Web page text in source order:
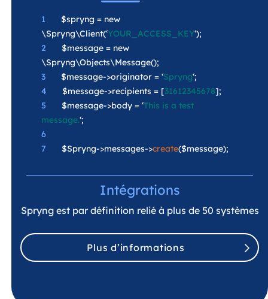
1
$spryng = new
\Spryng\Client(‘YOUR_ACCESS_KEY‘);
2
$message = new
\Spryng\Objects\Message();
3
$message->originator = ‘Spryng‘;
4
$message->recipients = [31612345678];
5
$message->body = ‘This is a test
message.‘;
6
7
$Spryng->messages->create($message);
Intégrations
Spryng est par définition relié à plus de 50 systèmes
Plus d’informations